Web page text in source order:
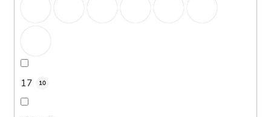
17 10